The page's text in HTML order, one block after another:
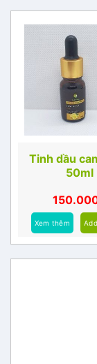
Tinh dầu
50ml
Xem thêm